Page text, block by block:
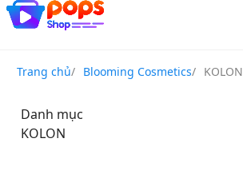
Trang chủ/ Blooming Cosmetics/ KOLON
Danh mục
KOLON